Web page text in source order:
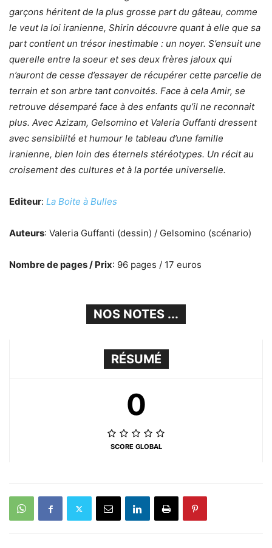
garçons héritent de la plus grosse part du gâteau, comme
le veut la loi iranienne, Shirin découvre quant à elle que sa
part contient un trésor inestimable : un noyer. S’ensuit une
querelle entre la soeur et ses deux frères jaloux qui
n’auront de cesse d’essayer de récupérer cette parcelle de
terrain et son arbre tant convoités. Face à cela Amir, se
retrouve désemparé face à des enfants qu’il ne reconnait
plus. Avec Azizam, Gelsomino et Valeria Guffanti dressent
avec sensibilité et humour le tableau d’une famille
iranienne, bien loin des éternels stéréotypes. Un récit au
croisement des cultures et à la portée universelle.
Editeur: La Boite à Bulles
Auteurs: Valeria Guffanti (dessin) / Gelsomino (scénario)
Nombre de pages / Prix: 96 pages / 17 euros
NOS NOTES ...
RÉSUMÉ
0
SCORE GLOBAL